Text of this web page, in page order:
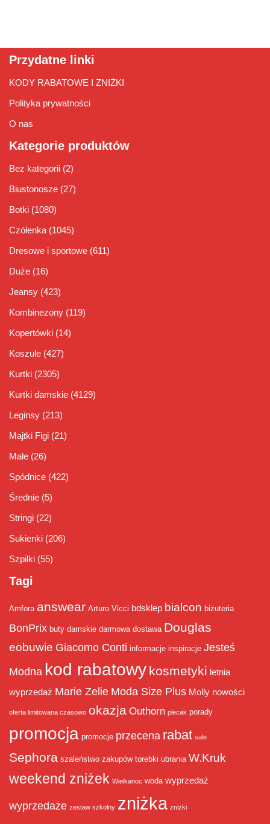
Przydatne linki
KODY RABATOWE I ZNIŻKI
Polityka prywatności
O nas
Kategorie produktów
Bez kategorii (2)
Biustonosze (27)
Botki (1080)
Czółenka (1045)
Dresowe i sportowe (611)
Duże (16)
Jeansy (423)
Kombinezony (119)
Kopertówki (14)
Koszule (427)
Kurtki (2305)
Kurtki damskie (4129)
Leginsy (213)
Majtki Figi (21)
Małe (26)
Spódnice (422)
Średnie (5)
Stringi (22)
Sukienki (206)
Szpilki (55)
Tagi
Amfora answear Arturo Vicci bdsklep bialcon biżuteria
BonPrix buty damskie darmowa dostawa Douglas
eobuwie Giacomo Conti informacje inspiracje Jesteś
Modna kod rabatowy kosmetyki letnia
wyprzedaż Marie Zelie Moda Size Plus Molly nowości
oferta limitowana czasowo okazja Outhorn plecak porady
promocja promocje przecena rabat sale
Sephora szaleństwo zakupów torebki ubrania W.Kruk
weekend zniżek Wielkanoc woda wyprzedaż
wyprzedaże zestaw szkolny zniżka zniżki